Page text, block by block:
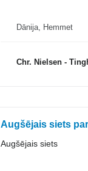
Dānija, Hemmet
Chr. Nielsen -
Augšējais siets
Augšējais siets